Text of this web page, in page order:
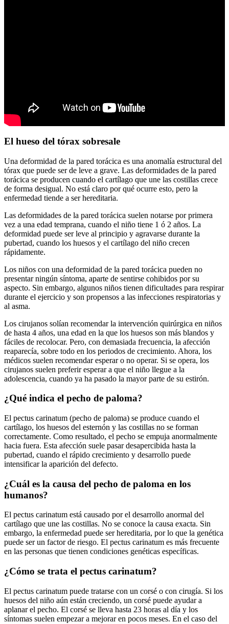
El hueso del tórax sobresale
Una deformidad de la pared torácica es una anomalía estructural del
tórax que puede ser de leve a grave. Las deformidades de la pared
torácica se producen cuando el cartílago que une las costillas crece
de forma desigual. No está claro por qué ocurre esto, pero la
enfermedad tiende a ser hereditaria.
Las deformidades de la pared torácica suelen notarse por primera
vez a una edad temprana, cuando el niño tiene 1 ó 2 años. La
deformidad puede ser leve al principio y agravarse durante la
pubertad, cuando los huesos y el cartílago del niño crecen
rápidamente.
Los niños con una deformidad de la pared torácica pueden no
presentar ningún síntoma, aparte de sentirse cohibidos por su
aspecto. Sin embargo, algunos niños tienen dificultades para respirar
durante el ejercicio y son propensos a las infecciones respiratorias y
al asma.
Los cirujanos solían recomendar la intervención quirúrgica en niños
de hasta 4 años, una edad en la que los huesos son más blandos y
fáciles de recolocar. Pero, con demasiada frecuencia, la afección
reaparecía, sobre todo en los periodos de crecimiento. Ahora, los
médicos suelen recomendar esperar o no operar. Si se opera, los
cirujanos suelen preferir esperar a que el niño llegue a la
adolescencia, cuando ya ha pasado la mayor parte de su estirón.
¿Qué indica el pecho de paloma?
El pectus carinatum (pecho de paloma) se produce cuando el
cartílago, los huesos del esternón y las costillas no se forman
correctamente. Como resultado, el pecho se empuja anormalmente
hacia fuera. Esta afección suele pasar desapercibida hasta la
pubertad, cuando el rápido crecimiento y desarrollo puede
intensificar la aparición del defecto.
¿Cuál es la causa del pecho de paloma en los
humanos?
El pectus carinatum está causado por el desarrollo anormal del
cartílago que une las costillas. No se conoce la causa exacta. Sin
embargo, la enfermedad puede ser hereditaria, por lo que la genética
puede ser un factor de riesgo. El pectus carinatum es más frecuente
en las personas que tienen condiciones genéticas específicas.
¿Cómo se trata el pectus carinatum?
El pectus carinatum puede tratarse con un corsé o con cirugía. Si los
huesos del niño aún están creciendo, un corsé puede ayudar a
aplanar el pecho. El corsé se lleva hasta 23 horas al día y los
síntomas suelen empezar a mejorar en pocos meses. En el caso del